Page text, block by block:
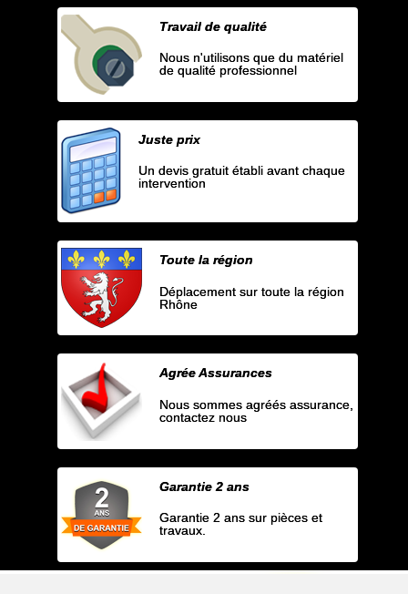
Travail de qualité
Nous n'utilisons que du matériel
de qualité professionnel
Juste prix
Un devis gratuit établi avant chaque
intervention
Toute la région
Déplacement sur toute la région
Rhône
Agrée Assurances
Nous sommes agréés assurance,
contactez nous
Garantie 2 ans
Garantie 2 ans sur pièces et
travaux.